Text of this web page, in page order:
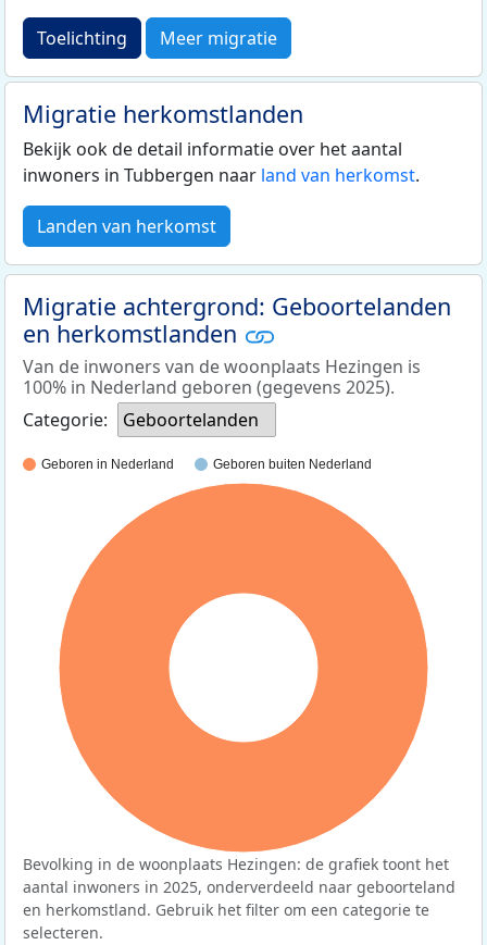
Toelichting Meer migratie
Migratie herkomstlanden
Bekijk ook de detail informatie over het aantal
inwoners in Tubbergen naar land van herkomst.
Landen van herkomst
Migratie achtergrond: Geboortelanden
en herkomstlanden
Van de inwoners van de woonplaats Hezingen is
100% in Nederland geboren (gegevens 2025).
Categorie:
Geboortelanden
Geboren in Nederland Geboren buiten Nederland
Bevolking in de woonplaats Hezingen: de grafiek toont het
aantal inwoners in 2025, onderverdeeld naar geboorteland
en herkomstland. Gebruik het filter om een categorie te
selecteren.